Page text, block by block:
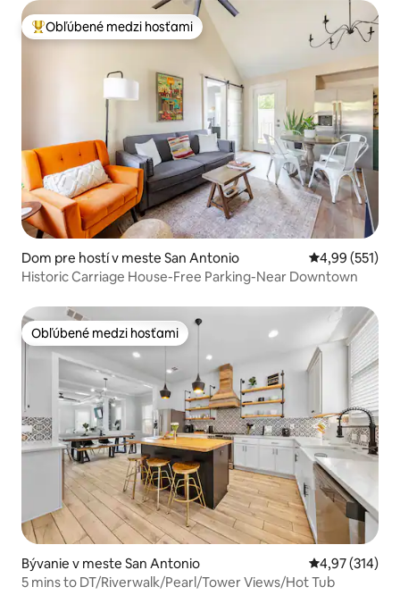
Najobľúbenejšie medzi hosťami
Obľúbené medzi hosťami
Dom pre hostí v meste San Antonio Priemerné
4,99 (551)
Historic Carriage House-Free Parking-Near Downtown
Obľúbené medzi hosťami
Obľúbené medzi hosťami
Bývanie v meste San Antonio Priemerné
4,97 (314)
5 mins to DT/Riverwalk/Pearl/Tower Views/Hot Tub